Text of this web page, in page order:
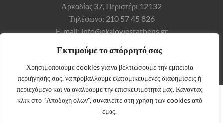
Εκτιμούμε το απόρρητό σας
Χρησιμοποιούμε cookies για να βελτιώσουμε την εμπειρία
περιήγησής σας, να προβάλλουμε εξατομικευμένες διαφημίσεις ή
περιεχόμενο και να αναλύουμε την επισκεψιμότητά μας. Κάνοντας
κλικ στο "Αποδοχή όλων", συναινείτε στη χρήση των cookies από
εμάς.
Αρκαδίας 37,Περιστέρι 12132
Τηλέφωνο: 210 57 45 826
E-mail: info@ekalowestathens.gr